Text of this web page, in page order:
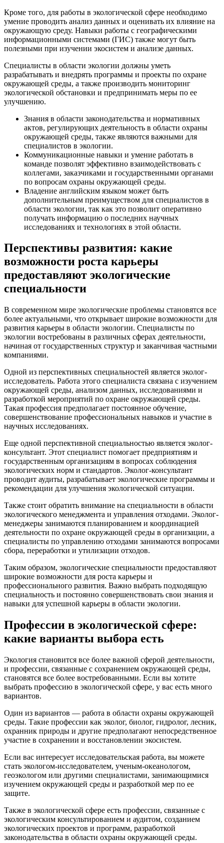
Кроме того, для работы в экологической сфере необходимо
умение проводить анализ данных и оценивать их влияние на
окружающую среду. Навыки работы с географическими
информационными системами (ГИС) также могут быть
полезными при изучении экосистем и анализе данных.
Специалисты в области экологии должны уметь
разрабатывать и внедрять программы и проекты по охране
окружающей среды, а также производить мониторинг
экологической обстановки и предпринимать меры по ее
улучшению.
Знания в области законодательства и нормативных
актов, регулирующих деятельность в области охраны
окружающей среды, также являются важными для
специалистов в экологии.
Коммуникационные навыки и умение работать в
команде позволят эффективно взаимодействовать с
коллегами, заказчиками и государственными органами
по вопросам охраны окружающей среды.
Владение английским языком может быть
дополнительным преимуществом для специалистов в
области экологии, так как это позволит оперативно
получать информацию о последних научных
исследованиях и технологиях в этой области.
Перспективы развития: какие
возможности роста карьеры
предоставляют экологические
специальности
В современном мире экологические проблемы становятся все
более актуальными, что открывает широкие возможности для
развития карьеры в области экологии. Специалисты по
экологии востребованы в различных сферах деятельности,
начиная от государственных структур и заканчивая частными
компаниями.
Одной из перспективных специальностей является эколог-
исследователь. Работа этого специалиста связана с изучением
окружающей среды, анализом данных, исследованиями и
разработкой мероприятий по охране окружающей среды.
Такая профессия предполагает постоянное обучение,
совершенствование профессиональных навыков и участие в
научных исследованиях.
Еще одной перспективной специальностью является эколог-
консультант. Этот специалист помогает предприятиям и
государственным организациям в вопросах соблюдения
экологических норм и стандартов. Эколог-консультант
проводит аудиты, разрабатывает экологические программы и
рекомендации для улучшения экологической ситуации.
Также стоит обратить внимание на специальности в области
экологического менеджмента и управления отходами. Эколог-
менеджеры занимаются планированием и координацией
деятельности по охране окружающей среды в организации, а
специалисты по управлению отходами занимаются вопросами
сбора, переработки и утилизации отходов.
Таким образом, экологические специальности предоставляют
широкие возможности для роста карьеры и
профессионального развития. Важно выбрать подходящую
специальность и постоянно совершенствовать свои знания и
навыки для успешной карьеры в области экологии.
Профессии в экологической сфере:
какие варианты выбора есть
Экология становится все более важной сферой деятельности,
и профессии, связанные с сохранением окружающей среды,
становятся все более востребованными. Если вы хотите
выбрать профессию в экологической сфере, у вас есть много
вариантов.
Один из вариантов — работа в области охраны окружающей
среды. Такие профессии как эколог, биолог, гидролог, лесник,
охранник природы и другие предполагают непосредственное
участие в сохранении и восстановлении экосистем.
Если вас интересует исследовательская работа, вы можете
стать экологом-исследователем, ученым-океанологом,
геоэкологом или другими специалистами, занимающимися
изучением окружающей среды и разработкой мер по ее
защите.
Также в экологической сфере есть профессии, связанные с
экологическим консультированием и аудитом, созданием
экологических проектов и программ, разработкой
законодательства в области охраны окружающей среды.